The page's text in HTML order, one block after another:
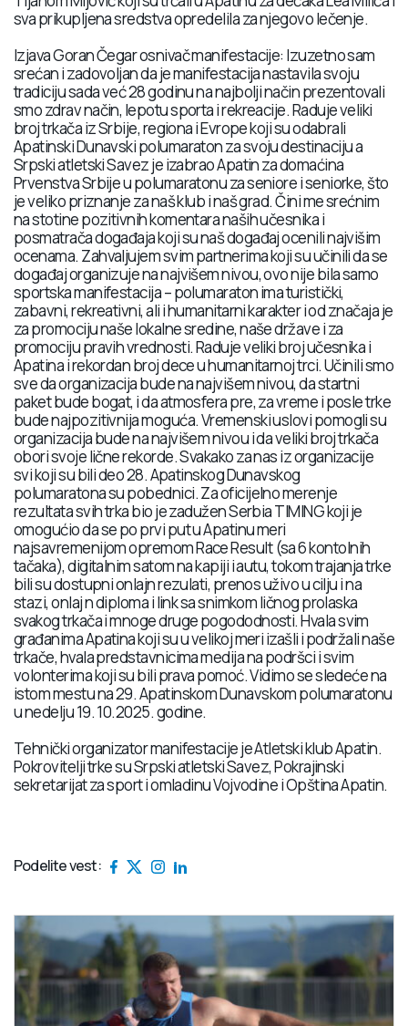
sva prikupljena sredstva opredelila za njegovo lečenje.
Izjava Goran Čegar osnivač manifestacije: Izuzetno sam
srećan i zadovoljan da je manifestacija nastavila svoju
tradiciju sada već 28 godinu na najbolji način prezentovali
smo zdrav način, lepotu sporta i rekreacije. Raduje veliki
broj trkača iz Srbije, regiona i Evrope koji su odabrali
Apatinski Dunavski polumaraton za svoju destinaciju a
Srpski atletski Savez je izabrao Apatin za domaćina
Prvenstva Srbije u polumaratonu za seniore i seniorke, što
je veliko priznanje za naš klub i naš grad. Čini me srećnim
na stotine pozitivnih komentara naših učesnika i
posmatrača događaja koji su naš događaj ocenili najvišim
ocenama. Zahvaljujem svim partnerima koji su učinili da se
događaj organizuje na najvišem nivou, ovo nije bila samo
sportska manifestacija – polumaraton ima turistički,
zabavni, rekreativni, ali i humanitarni karakter i od značaja je
za promociju naše lokalne sredine, naše države i za
promociju pravih vrednosti. Raduje veliki broj učesnika i
Apatina i rekordan broj dece u humanitarnoj trci. Učinili smo
sve da organizacija bude na najvišem nivou, da startni
paket bude bogat, i da atmosfera pre, za vreme i posle trke
bude najpozitivnija moguća. Vremenski uslovi pomogli su
organizacija bude na najvišem nivou i da veliki broj trkača
obori svoje lične rekorde. Svakako za nas iz organizacije
svi koji su bili deo 28. Apatinskog Dunavskog
polumaratona su pobednici. Za oficijelno merenje
rezultata svih trka bio je zadužen Serbia TIMING koji je
omogućio da se po prvi put u Apatinu meri
najsavremenijom opremom Race Result (sa 6 kontolnih
tačaka), digitalnim satom na kapiji i autu, tokom trajanja trke
bili su dostupni onlajn rezulati, prenos uživo u cilju i na
stazi, onlaj n diploma i link sa snimkom ličnog prolaska
svakog trkača i mnoge druge pogododnosti. Hvala svim
građanima Apatina koji su u velikoj meri izašli i podržali naše
trkače, hvala predstavnicima medija na podršci i svim
volonterima koji su bili prava pomoć. Vidimo se sledeće na
istom mestu na 29. Apatinskom Dunavskom polumaratonu
u nedelju 19. 10.2025. godine.
Tehnički organizator manifestacije je Atletski klub Apatin.
Pokrovitelji trke su Srpski atletski Savez, Pokrajinski
sekretarijat za sport i omladinu Vojvodine i Opština Apatin.
Podelite vest: